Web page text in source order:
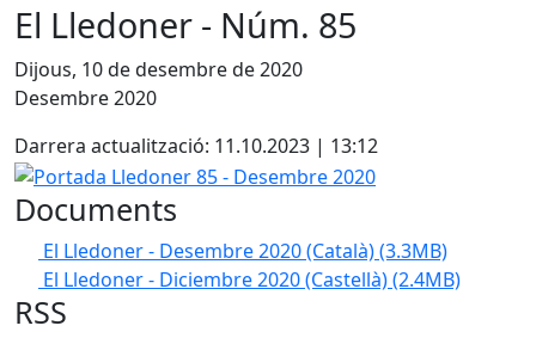
El Lledoner - Núm. 85
Dijous, 10 de desembre de 2020
Desembre 2020
Darrera actualització: 11.10.2023 | 13:12
Portada Lledoner 85 - Desembre 2020
Documents
El Lledoner - Desembre 2020 (Català)(3.3MB)
El Lledoner - Diciembre 2020 (Castellà)(2.4MB)
RSS